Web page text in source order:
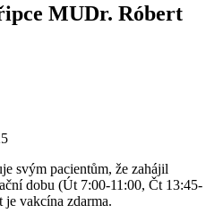
MUDr. Róbert
svým pacientům, že zahájil
dobu (Út 7:00-11:00, Čt 13:45-
je vakcína zdarma.